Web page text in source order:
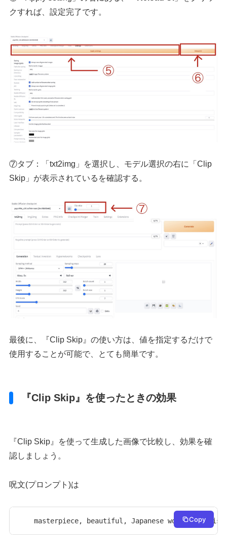
クすれば、設定完了です。
⑦タブ：「txt2img」を選択し、モデル選択の右に「Clip
Skip」が表示されているを確認する。
最後に、『Clip Skip』の使い方は、値を指定するだけで
使用することが可能で、とても簡単です。
『Clip Skip』を使ったときの効果
『Clip Skip』を使って生成した画像で比較し、効果を確
認しましょう。
呪文(プロンプト)は
masterpiece, beautiful, Japanese woman,
Copy